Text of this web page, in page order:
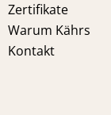
Zertifikate
Warum Kährs
Kontakt